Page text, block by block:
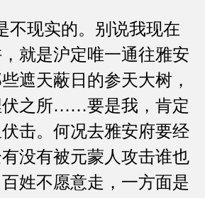
实的。别说我现在
就是沪定唯一通往雅安
遮天蔽日的参天大树，
伏之所……要是我，肯定
击。何况去雅安府要经
没有被元蒙人攻击谁也
姓不愿意走，一方面是